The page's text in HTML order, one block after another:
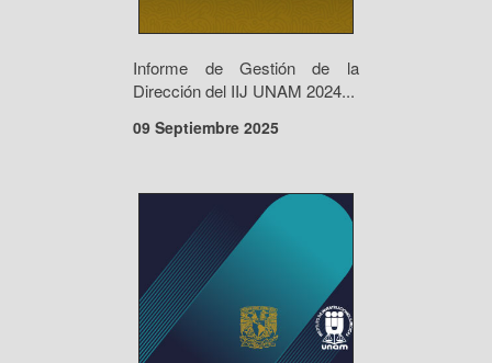
Informe de Gestión de la
Dirección del IIJ UNAM 2024...
09 Septiembre 2025